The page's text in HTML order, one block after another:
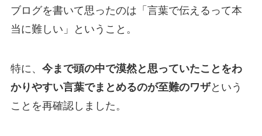
ブログを書いて思ったのは「言葉で伝えるって本
当に難しい」ということ。
特に、 今まで頭の中で漠然と思っていたことをわ
かりやすい言葉でまとめるのが至難のワザという
ことを再確認しました。